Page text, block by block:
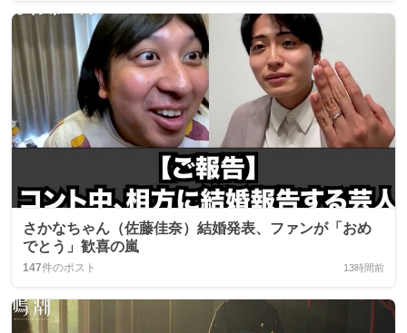
さかなちゃん（佐藤佳奈）結婚発表、ファンが「おめ
でとう」歓喜の嵐
147件のポスト 13時間前